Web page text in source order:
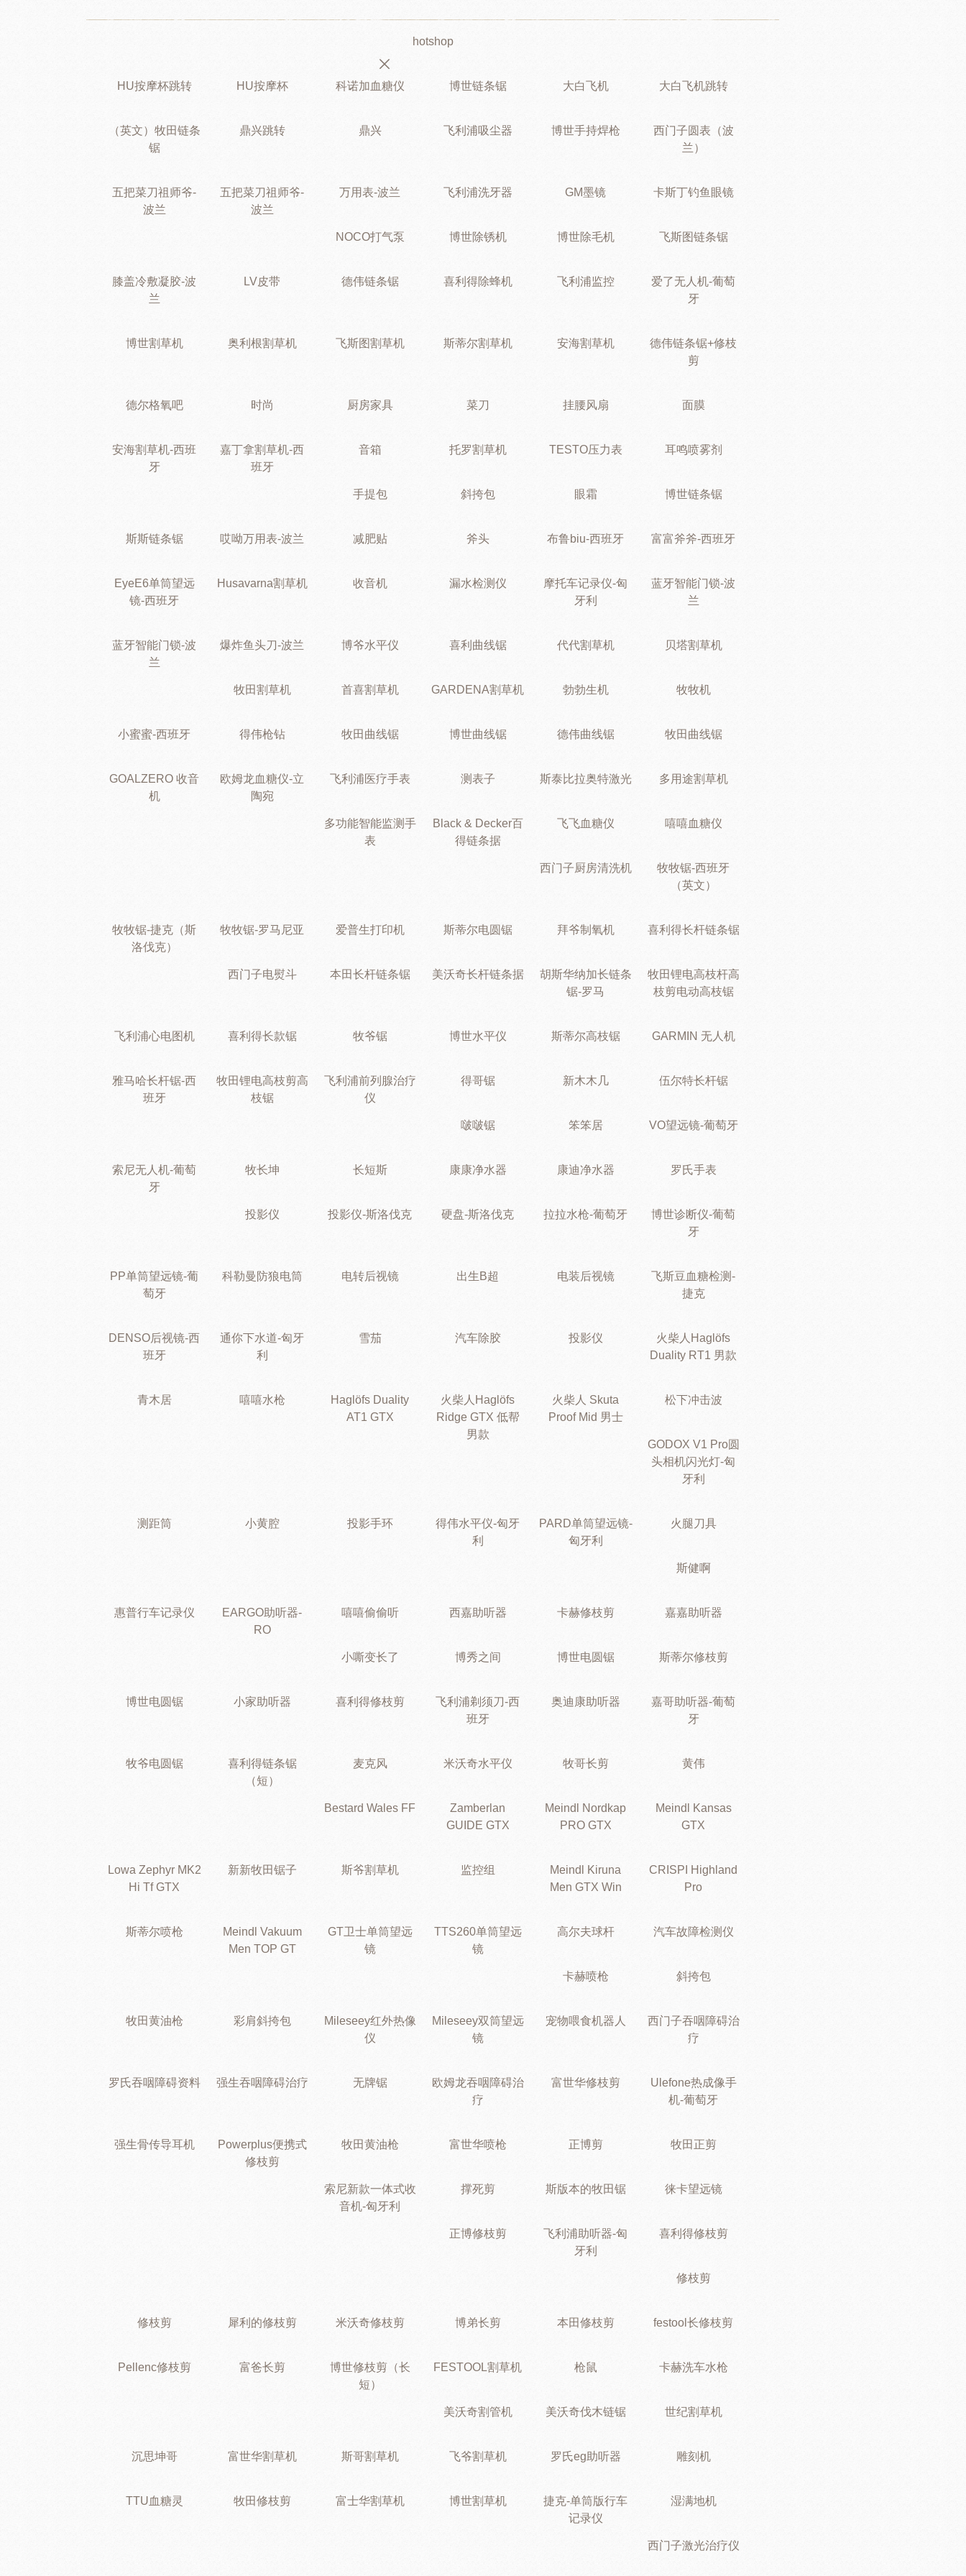
hotshop
HU按摩杯跳转 HU按摩杯 科诺加血糖仪 博世链条锯 大白飞机 大白飞机跳转
（英文）牧田链条
锯
鼎兴跳转 鼎兴 飞利浦吸尘器 博世手持焊枪
西门子圆表（波
兰）
五把菜刀祖师爷-
波兰
五把菜刀祖师爷-
波兰
万用表-波兰 飞利浦洗牙器 GM墨镜 卡斯丁钓鱼眼镜
NOCO打气泵 博世除锈机 博世除毛机 飞斯图链条锯
膝盖冷敷凝胶-波
兰
LV皮带 德伟链条锯 喜利得除蜂机 飞利浦监控
爱了无人机-葡萄
牙
博世割草机 奥利根割草机 飞斯图割草机 斯蒂尔割草机 安海割草机
德伟链条锯+修枝
剪
德尔格氧吧 时尚 厨房家具 菜刀 挂腰风扇 面膜
安海割草机-西班
牙
嘉丁拿割草机-西
班牙
音箱 托罗割草机 TESTO压力表 耳鸣喷雾剂
手提包 斜挎包 眼霜 博世链条锯
斯斯链条锯 哎呦万用表-波兰 减肥贴 斧头 布鲁biu-西班牙 富富斧斧-西班牙
EyeE6单筒望远
镜-西班牙
Husavarna割草机 收音机 漏水检测仪
摩托车记录仪-匈
牙利
蓝牙智能门锁-波
兰
蓝牙智能门锁-波
兰
爆炸鱼头刀-波兰 博爷水平仪 喜利曲线锯 代代割草机 贝塔割草机
牧田割草机 首喜割草机 GARDENA割草机 勃勃生机 牧牧机
小蜜蜜-西班牙 得伟枪钻 牧田曲线锯 博世曲线锯 德伟曲线锯 牧田曲线锯
GOALZERO 收音
机
欧姆龙血糖仪-立
陶宛
飞利浦医疗手表 测表子 斯泰比拉奥特激光 多用途割草机
多功能智能监测手
表
Black & Decker百
得链条据
飞飞血糖仪 嘻嘻血糖仪
西门子厨房清洗机
牧牧锯-西班牙
（英文）
牧牧锯-捷克（斯
洛伐克）
牧牧锯-罗马尼亚 爱普生打印机 斯蒂尔电圆锯 拜爷制氧机 喜利得长杆链条锯
西门子电熨斗 本田长杆链条锯 美沃奇长杆链条据
胡斯华纳加长链条
锯-罗马
牧田锂电高枝杆高
枝剪电动高枝锯
飞利浦心电图机 喜利得长款锯 牧爷锯 博世水平仪 斯蒂尔高枝锯 GARMIN 无人机
雅马哈长杆锯-西
班牙
牧田锂电高枝剪高
枝锯
飞利浦前列腺治疗
仪
得哥锯 新木木几 伍尔特长杆锯
啵啵锯 笨笨居 VO望远镜-葡萄牙
索尼无人机-葡萄
牙
牧长坤 长短斯 康康净水器 康迪净水器 罗氏手表
投影仪 投影仪-斯洛伐克 硬盘-斯洛伐克 拉拉水枪-葡萄牙
博世诊断仪-葡萄
牙
PP单筒望远镜-葡
萄牙
科勒曼防狼电筒 电转后视镜 出生B超 电装后视镜
飞斯豆血糖检测-
捷克
DENSO后视镜-西
班牙
通你下水道-匈牙
利
雪茄 汽车除胶 投影仪
火柴人Haglöfs
Duality RT1 男款
青木居 嘻嘻水枪
Haglöfs Duality
AT1 GTX
火柴人Haglöfs
Ridge GTX 低帮
男款
火柴人 Skuta
Proof Mid 男士
松下冲击波
GODOX V1 Pro圆
头相机闪光灯-匈
牙利
测距筒 小黄腔 投影手环
得伟水平仪-匈牙
利
PARD单筒望远镜-
匈牙利
火腿刀具
斯健啊
惠普行车记录仪
EARGO助听器-
RO
嘻嘻偷偷听 西嘉助听器 卡赫修枝剪 嘉嘉助听器
小嘶变长了 博秀之间 博世电圆锯 斯蒂尔修枝剪
博世电圆锯 小家助听器 喜利得修枝剪
飞利浦剃须刀-西
班牙
奥迪康助听器
嘉哥助听器-葡萄
牙
牧爷电圆锯
喜利得链条锯
（短）
麦克风 米沃奇水平仪 牧哥长剪 黄伟
Bestard Wales FF
Zamberlan
GUIDE GTX
Meindl Nordkap
PRO GTX
Meindl Kansas
GTX
Lowa Zephyr MK2
Hi Tf GTX
新新牧田锯子 斯爷割草机 监控组
Meindl Kiruna
Men GTX Win
CRISPI Highland
Pro
斯蒂尔喷枪
Meindl Vakuum
Men TOP GT
GT卫士单筒望远
镜
TTS260单筒望远
镜
高尔夫球杆 汽车故障检测仪
卡赫喷枪 斜挎包
牧田黄油枪 彩肩斜挎包
Mileseey红外热像
仪
Mileseey双筒望远
镜
宠物喂食机器人
西门子吞咽障碍治
疗
罗氏吞咽障碍资料 强生吞咽障碍治疗 无牌锯
欧姆龙吞咽障碍治
疗
富世华修枝剪
Ulefone热成像手
机-葡萄牙
强生骨传导耳机
Powerplus便携式
修枝剪
牧田黄油枪 富世华喷枪 正博剪 牧田正剪
索尼新款一体式收
音机-匈牙利
撑死剪 斯版本的牧田锯 徕卡望远镜
正博修枝剪
飞利浦助听器-匈
牙利
喜利得修枝剪
修枝剪
修枝剪 犀利的修枝剪 米沃奇修枝剪 博弟长剪 本田修枝剪 festool长修枝剪
Pellenc修枝剪 富爸长剪
博世修枝剪（长
短）
FESTOOL割草机 枪鼠 卡赫洗车水枪
美沃奇割管机 美沃奇伐木链锯 世纪割草机
沉思坤哥 富世华割草机 斯哥割草机 飞爷割草机 罗氏eg助听器 雕刻机
TTU血糖灵 牧田修枝剪 富士华割草机 博世割草机
捷克-单筒版行车
记录仪
湿满地机
西门子激光治疗仪